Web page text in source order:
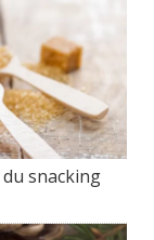
snacking